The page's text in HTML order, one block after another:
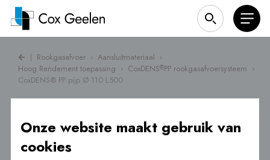
| Rookgasafvoer › Aansluitmateriaal ›
Hoog Rendement toepassing › CoxDENS®PP rookgasafvoersysteem ›
CoxDENS® PP pijp Ø 110 L500
Onze website maakt gebruik van
cookies